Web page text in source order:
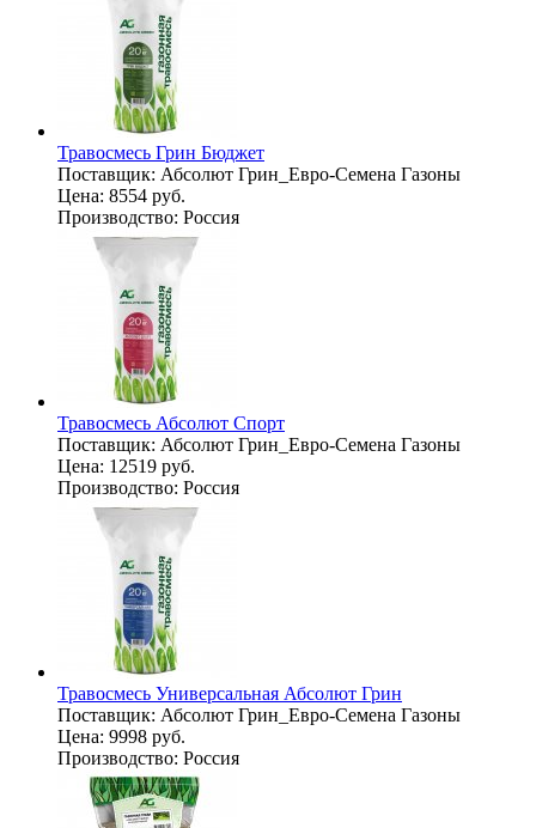
Травосмесь Грин Бюджет
Поставщик: Абсолют Грин_Евро-Семена Газоны
Цена: 8554 руб.
Производство: Россия
Травосмесь Абсолют Спорт
Поставщик: Абсолют Грин_Евро-Семена Газоны
Цена: 12519 руб.
Производство: Россия
Травосмесь Универсальная Абсолют Грин
Поставщик: Абсолют Грин_Евро-Семена Газоны
Цена: 9998 руб.
Производство: Россия